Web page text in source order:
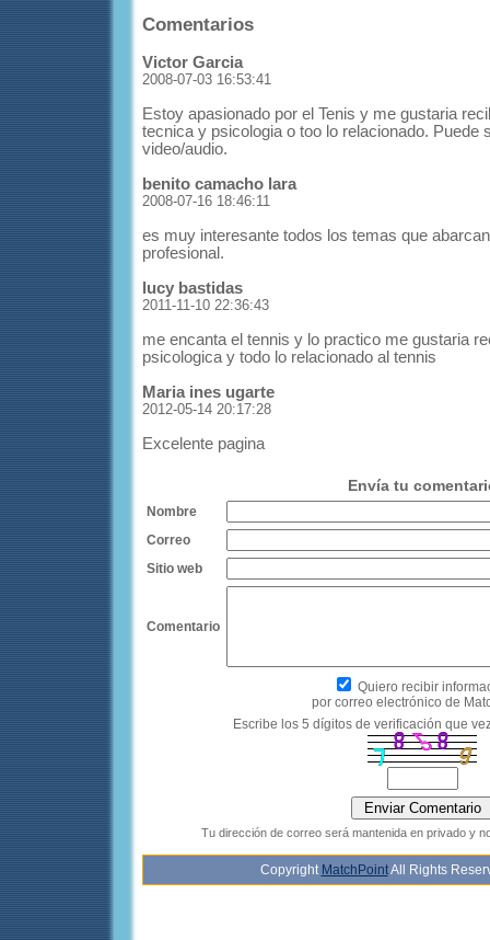
Comentarios
Victor Garcia
2008-07-03 16:53:41
Estoy apasionado por el Tenis y me gustaria
tecnica y psicologia o too lo relacionado. Puede
video/audio.
benito camacho lara
2008-07-16 18:46:11
es muy interesante todos los temas que
profesional.
lucy bastidas
2011-11-10 22:36:43
me encanta el tennis y lo practico me gustaria
psicologica y todo lo relacionado al tennis
Maria ines ugarte
2012-05-14 20:17:28
Excelente pagina
Envía tu
Nombre
Correo
Sitio web
Comentario
Quiero recibir
por correo electrónico de
Escribe los 5 dígitos de verificación que
Tu dirección de correo será mantenida en privado y
Copyright MatchPointAll Rights